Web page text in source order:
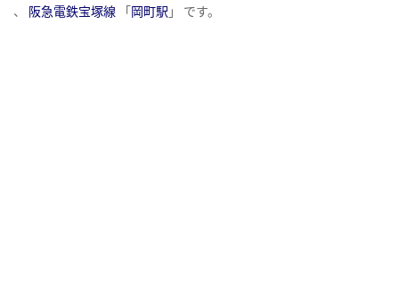
、 阪急電鉄宝塚線 「岡町駅 」 です。